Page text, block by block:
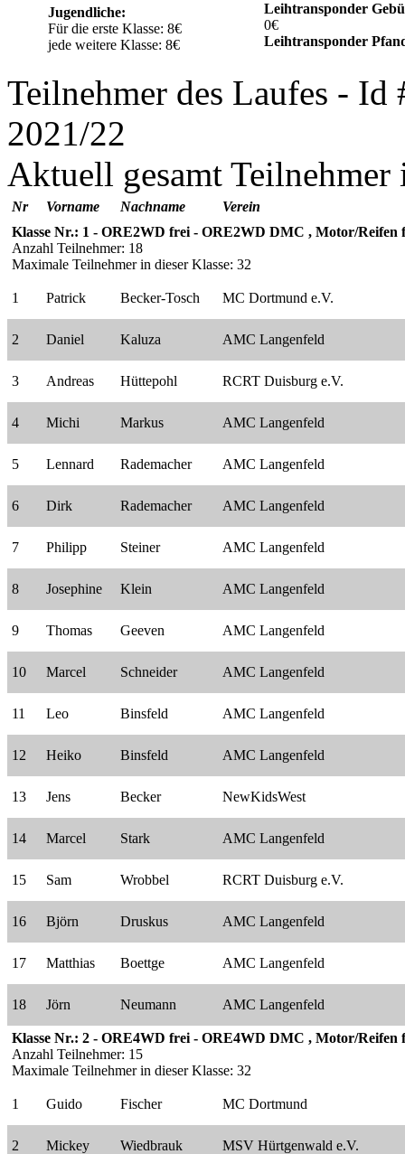
Jugendliche:
Für die erste Klasse: 8€
jede weitere Klasse: 8€
Leihtransponder
0€
Leihtransponder
Teilnehmer des Laufes -
2021/22
Aktuell gesamt
Nr Vorname Nachname
Verein
Klasse Nr.: 1 - ORE2WD frei - ORE2WD DMC , Motor/Reifen
Anzahl Teilnehmer: 18
Maximale Teilnehmer in dieser Klasse: 32
1 Patrick Becker-Tosch MC Dortmund e.V.
2 Daniel Kaluza AMC Langenfeld
3 Andreas Hüttepohl RCRT Duisburg e.V.
4 Michi Markus AMC Langenfeld
5 Lennard Rademacher AMC Langenfeld
6 Dirk Rademacher AMC Langenfeld
7 Philipp Steiner AMC Langenfeld
8 Josephine Klein AMC Langenfeld
9 Thomas Geeven AMC Langenfeld
10 Marcel Schneider AMC Langenfeld
11 Leo Binsfeld AMC Langenfeld
12 Heiko Binsfeld AMC Langenfeld
13 Jens Becker NewKidsWest
14 Marcel Stark AMC Langenfeld
15 Sam Wrobbel RCRT Duisburg e.V.
16 Björn Druskus AMC Langenfeld
17 Matthias Boettge AMC Langenfeld
18 Jörn Neumann AMC Langenfeld
Klasse Nr.: 2 - ORE4WD frei - ORE4WD DMC , Motor/Reifen
Anzahl Teilnehmer: 15
Maximale Teilnehmer in dieser Klasse: 32
1 Guido Fischer MC Dortmund
2 Mickey Wiedbrauk MSV Hürtgenwald e.V.